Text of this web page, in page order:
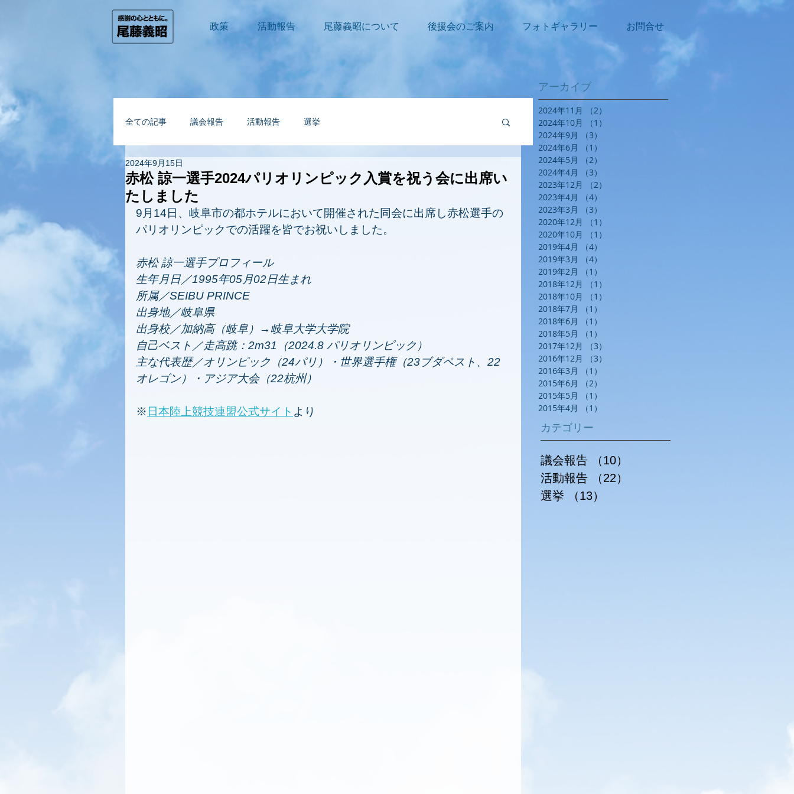
政策 活動報告 尾藤義昭について 後援会のご案内 フォトギャラリー お問合せ
アーカイブ
全ての記事 議会報告 活動報告 選挙
赤松 諒一選手2024パリオリンピック入賞を祝う会に出席い
たしました
2024年9月15日
9月14日、岐阜市の都ホテルにおいて開催された同会に出席し赤松選手の
パリオリンピックでの活躍を皆でお祝いしました。
赤松 諒一選手プロフィール
生年月日／1995年05月02日生まれ
所属／SEIBU PRINCE
出身地／岐阜県
出身校／加納高（岐阜）→岐阜大学大学院
自己ベスト／走高跳：2m31（2024.8 パリオリンピック）
主な代表歴／オリンピック（24パリ）・世界選手権（23ブダペスト、22
オレゴン）・アジア大会（22杭州）
※ 日本陸上競技連盟公式サイト より
2024年11月 （2）
2024年10月
（1）
2024年9月
（3）
2024年6月
（1）
2024年5月
（2）
2024年4月
（3）
2023年12月
（2）
2023年4月
（4）
2023年3月
（3）
2020年12月
（1）
2020年10月
（1）
2019年4月
（4）
2019年3月
（4）
2019年2月
（1）
2018年12月
（1）
2018年10月
（1）
2018年7月
（1）
2018年6月
（1）
2018年5月
（1）
2017年12月
（3）
2016年12月
（3）
2016年3月
（1）
2015年6月
（2）
2015年5月
（1）
2015年4月
（1）
カテゴリー
議会報告 （10）
活動報告
（22）
選挙
（13）